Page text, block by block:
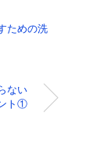
ための洗
ない
ト①